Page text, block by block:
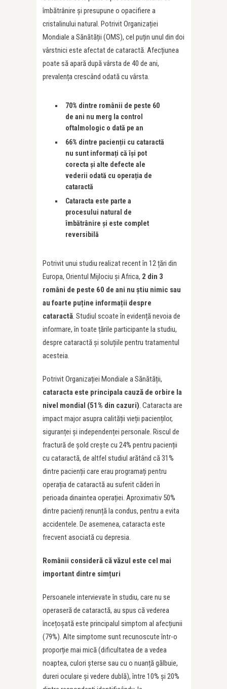
îmbătrânire și presupune o opacifiere a
cristalinului natural. Potrivit Organizației
Mondiale a Sănătății (OMS), cel puțin unul din doi
vârstnici este afectat de cataractă. Afecțiunea
poate să apară după vârsta de 40 de ani,
prevalența crescând odată cu vârsta.
70% dintre românii de peste 60
de ani nu merg la control
oftalmologic o dată pe an
66% dintre pacienții cu cataractă
nu sunt informați că își pot
corecta și alte defecte ale
vederii odată cu operația de
cataractă
Cataracta este parte a
procesului natural de
îmbătrânire și este complet
reversibilă
Potrivit unui studiu realizat recent în 12 țări din
Europa, Orientul Mijlociu și Africa, 2 din 3
români de peste 60 de ani nu știu nimic sau
au foarte puține informații despre
cataractă. Studiul scoate în evidență nevoia de
informare, în toate țările participante la studiu,
despre cataractă și soluțiile pentru tratamentul
acesteia.
Potrivit Organizației Mondiale a Sănătății,
cataracta este principala cauză de orbire la
nivel mondial (51% din cazuri). Cataracta are
impact major asupra calității vieții pacienților,
siguranței și independenței personale. Riscul de
fractură de șold crește cu 24% pentru pacienții
cu cataractă, de altfel studiul arătând că 31%
dintre pacienții care erau programați pentru
operația de cataractă au suferit căderi în
perioada dinaintea operației. Aproximativ 50%
dintre pacienți renunță la condus, pentru a evita
accidentele. De asemenea, cataracta este
frecvent asociată cu depresia.
Românii consideră că văzul este cel mai
important dintre simțuri
Persoanele intervievate în studiu, care nu se
operaseră de cataractă, au spus că vederea
încețoșată este principalul simptom al afecțiunii
(79%). Alte simptome sunt recunoscute într-o
proporție mai mică (dificultatea de a vedea
noaptea, culori șterse sau cu o nuanță gălbuie,
dureri oculare și vedere dublă), între 10% și 20%